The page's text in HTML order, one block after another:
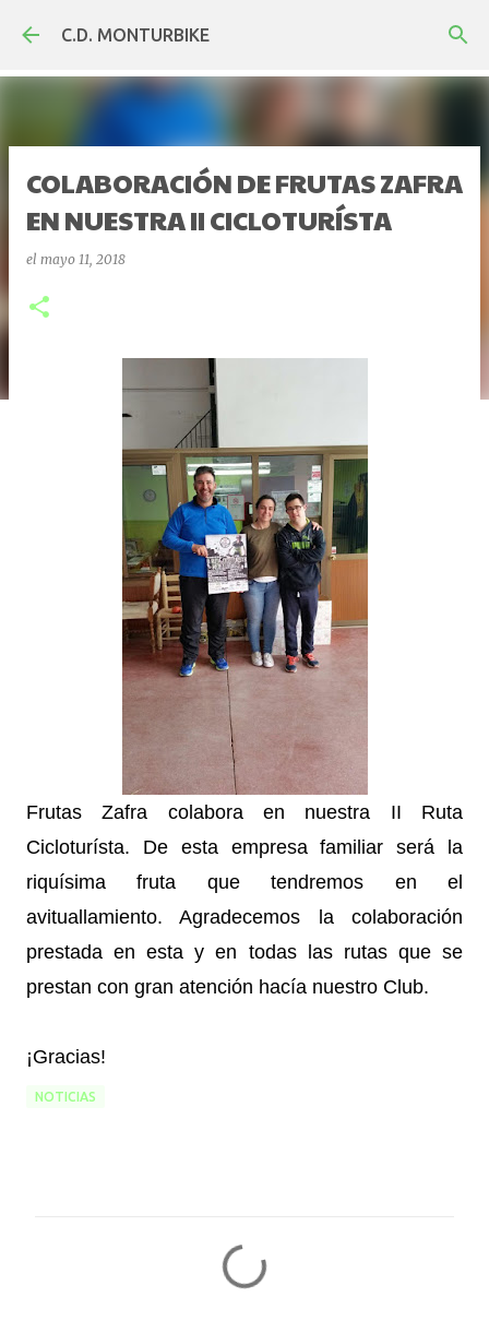
Ir al contenido principal
C.D. MONTURBIKE
COLABORACIÓN DE FRUTAS ZAFRA
EN NUESTRA II CICLOTURÍSTA
el mayo 11, 2018
Frutas Zafra colabora en nuestra II Ruta
Cicloturísta. De esta empresa familiar será la
riquísima fruta que tendremos en el
avituallamiento. Agradecemos la colaboración
prestada en esta y en todas las rutas que se
prestan con gran atención hacía nuestro Club.
¡Gracias!
NOTICIAS